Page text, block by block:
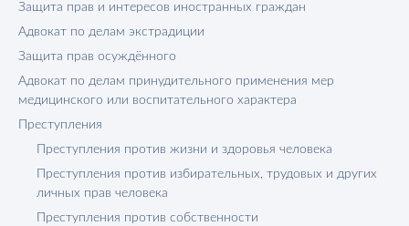
Защита прав и интересов иностранных граждан
Адвокат по делам экстрадиции
Защита прав осуждённого
Адвокат по делам принудительного применения мер
медицинского или воспитательного характера
Преступления
Преступления против жизни и здоровья человека
Преступления против избирательных, трудовых и других
личных прав человека
Преступления против собственности